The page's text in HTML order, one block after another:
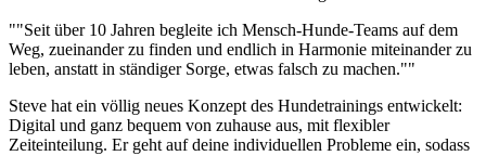
""Seit über 10 Jahren begleite ich Mensch-Hunde-Teams auf dem
Weg, zueinander zu finden und endlich in Harmonie miteinander zu
leben, anstatt in ständiger Sorge, etwas falsch zu machen.""
Steve hat ein völlig neues Konzept des Hundetrainings entwickelt:
Digital und ganz bequem von zuhause aus, mit flexibler
Zeiteinteilung. Er geht auf deine individuellen Probleme ein, sodass